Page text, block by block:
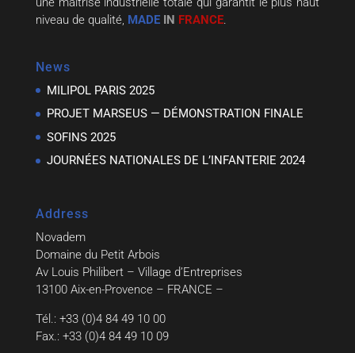
niveau de qualité, MADEIN FRANCE.
News
MILIPOL PARIS 2025
PROJET MARSEUS — DÉMONSTRATION FINALE
SOFINS 2025
JOURNÉES NATIONALES DE L’INFANTERIE 2024
Address
Novadem
Domaine du Petit Arbois
Av Louis Philibert – Village d’Entreprises
13100 Aix-en-Provence – FRANCE –
Tél.: +33 (0)4 84 49 10 00
Fax.: +33 (0)4 84 49 10 09